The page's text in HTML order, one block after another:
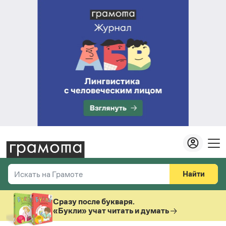
Искать на Грамоте
Справочная служба
Найти
Везде